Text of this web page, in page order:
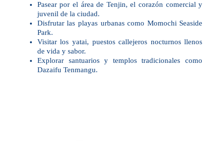
Pasear por el área de Tenjin, el corazón comercial y
juvenil de la ciudad.
Disfrutar las playas urbanas como Momochi Seaside
Park.
Visitar los yatai, puestos callejeros nocturnos llenos
de vida y sabor.
Explorar santuarios y templos tradicionales como
Dazaifu Tenmangu.